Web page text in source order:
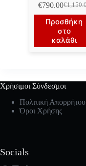
€
price
was:
€790.00Η
τιμή
είναι:
Προσθήκη
στο
καλάθι
Χρήσιμοι Σύνδεσμοι
Πολιτική Απορρήτου
Όροι Χρήσης
Socials